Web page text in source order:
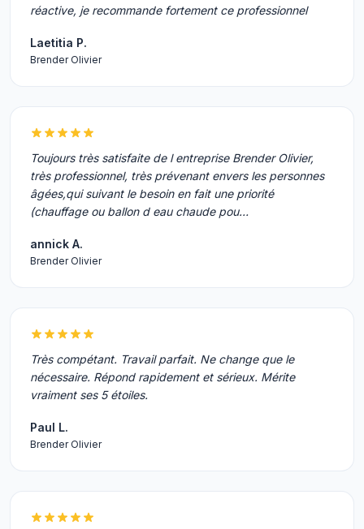
réactive, je recommande fortement ce professionnel
Laetitia P.
Brender Olivier
Toujours très satisfaite de l entreprise Brender Olivier,
très professionnel, très prévenant envers les personnes
âgées,qui suivant le besoin en fait une priorité
(chauffage ou ballon d eau chaude pou…
annick A.
Brender Olivier
Très compétant. Travail parfait. Ne change que le
nécessaire. Répond rapidement et sérieux. Mérite
vraiment ses 5 étoiles.
Paul L.
Brender Olivier